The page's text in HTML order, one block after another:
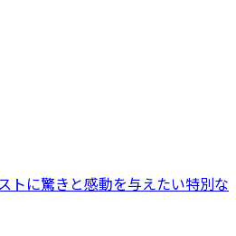
トに驚きと感動を与えたい特別な